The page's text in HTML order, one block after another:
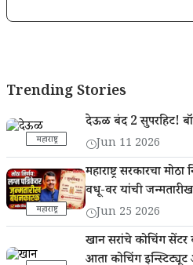
Trending Stories
महाराष्ट्र
देऊळ बंद 2 सुपरहिट!
Jun 11 2026
महाराष्ट्र
महाराष्ट्र सरकारचा
वधू-वर यांची
Jun 25 2026
खान सरांचे कोचिंग सेंटर
आता कोचिंग